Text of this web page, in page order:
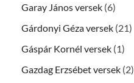
Garay János versek (6)
Gárdonyi Géza versek (21)
Gáspár Kornél versek (1)
Gazdag Erzsébet versek (2)